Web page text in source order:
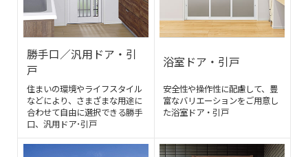
勝手口／汎用ドア・引
戸
住まいの環境やライフスタイル
などにより、さまざまな用途に
合わせて自由に選択できる勝手
口、汎用ドア･引戸
浴室ドア・引戸
安全性や操作性に配慮して、豊
富なバリエーションをご用意し
た浴室ドア・引戸